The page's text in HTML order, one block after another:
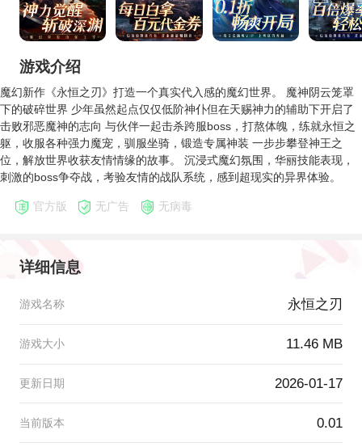
游戏介绍
魔幻新作《永恒之刃》打造一个真实代入感的魔幻世界。 魔神阴云笼罩
下的破碎世界 少年虽然起点仅仅低阶神仆但在天赐神力的辅助下开启了
击败邪恶魔神的志向 与伙伴一起击杀跨服boss，打熬体魄，练就永恒之
躯，收服各种强力魔宠，驯服坐骑，锻造专属神装 一步步攀登神王之
位，解放世界收获友情情缘的故事。 沉浸式魔幻氛围，华丽技能表现，
刺激的boss争夺战，考验友情的战队系统，感到超现实的异界体验。
官方版 无广告 无病毒
详细信息
游戏名称 永恒之刃
游戏大小 11.46 MB
更新日期 2026-01-17
当前版本 0.01